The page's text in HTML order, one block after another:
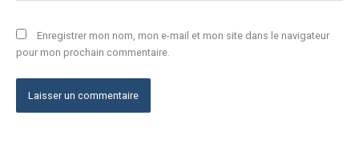
Enregistrer mon nom, mon e-mail et mon site dans le navigateur
pour mon prochain commentaire.